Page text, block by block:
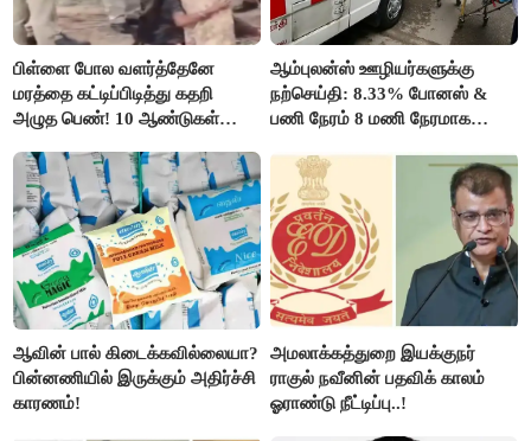
பிள்ளை போல வளர்த்தேனே
மரத்தை கட்டிப்பிடித்து கதறி
அழுத பெண்! 10 ஆண்டுகள்
வெட்டி சாய்ப்பு..!
ஆம்புலன்ஸ் ஊழியர்களுக்கு
நற்செய்தி: 8.33% போனஸ் &
பணி நேரம் 8 மணி நேரமாக
ஆவின் பால் கிடைக்கவில்லையா?
பின்னணியில் இருக்கும் அதிர்ச்சி
காரணம்!
அமலாக்கத்துறை இயக்குநர்
ராகுல் நவீனின் பதவிக் காலம்
ஓராண்டு நீட்டிப்பு..!